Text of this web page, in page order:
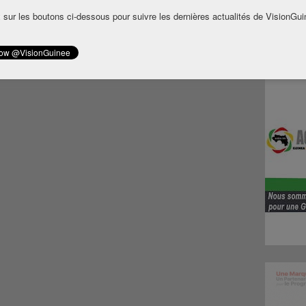
sur les boutons ci-dessous pour suivre les dernières actualités de